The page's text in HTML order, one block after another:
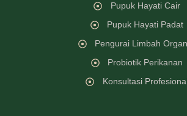
Pupuk Hayati Cair
Pupuk Hayati Padat
Pengurai Limbah
Probiotik Perikanan
Konsultasi